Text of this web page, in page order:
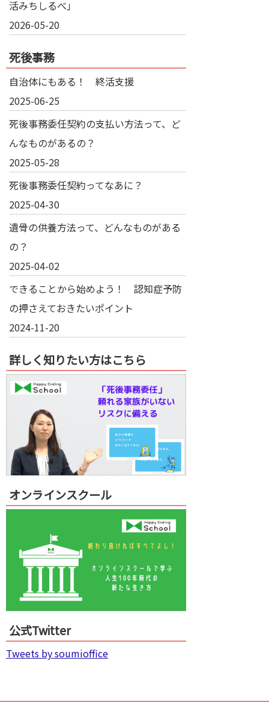
活みちしるべ」
2026-05-20
死後事務
自治体にもある！ 終活支援
2025-06-25
死後事務委任契約の支払い方法って、ど
んなものがあるの？
2025-05-28
死後事務委任契約ってなあに？
2025-04-30
遺骨の供養方法って、どんなものがある
の？
2025-04-02
できることから始めよう！ 認知症予防
の押さえておきたいポイント
2024-11-20
詳しく知りたい方はこちら
オンラインスクール
公式Twitter
Tweets by soumioffice